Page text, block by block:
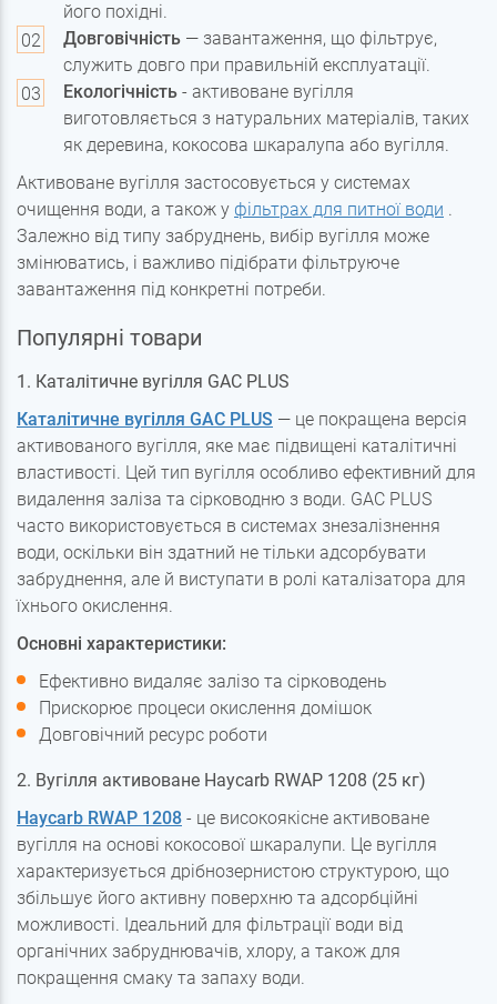
його похідні.
Довговічність — завантаження, що фільтрує,
служить довго при правильній експлуатації.
Екологічність - активоване вугілля
виготовляється з натуральних матеріалів, таких
як деревина, кокосова шкаралупа або вугілля.
Активоване вугілля застосовується у системах
очищення води, а також у фільтрах для питної води .
Залежно від типу забруднень, вибір вугілля може
змінюватись, і важливо підібрати фільтруюче
завантаження під конкретні потреби.
Популярні товари
1. Каталітичне вугілля GAC PLUS
Каталітичне вугілля GAC PLUS — це покращена версія
активованого вугілля, яке має підвищені каталітичні
властивості. Цей тип вугілля особливо ефективний для
видалення заліза та сірководню з води. GAC PLUS
часто використовується в системах знезалізнення
води, оскільки він здатний не тільки адсорбувати
забруднення, але й виступати в ролі каталізатора для
їхнього окислення.
Основні характеристики:
Ефективно видаляє залізо та сірководень
Прискорює процеси окислення домішок
Довговічний ресурс роботи
2. Вугілля активоване Haycarb RWAP 1208 (25 кг)
Haycarb RWAP 1208 - це високоякісне активоване
вугілля на основі кокосової шкаралупи. Це вугілля
характеризується дрібнозернистою структурою, що
збільшує його активну поверхню та адсорбційні
можливості. Ідеальний для фільтрації води від
органічних забруднювачів, хлору, а також для
покращення смаку та запаху води.